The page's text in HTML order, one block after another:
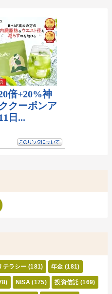
テラシー (181) 年金 (181)
NISA (175) 投資信託 (169)